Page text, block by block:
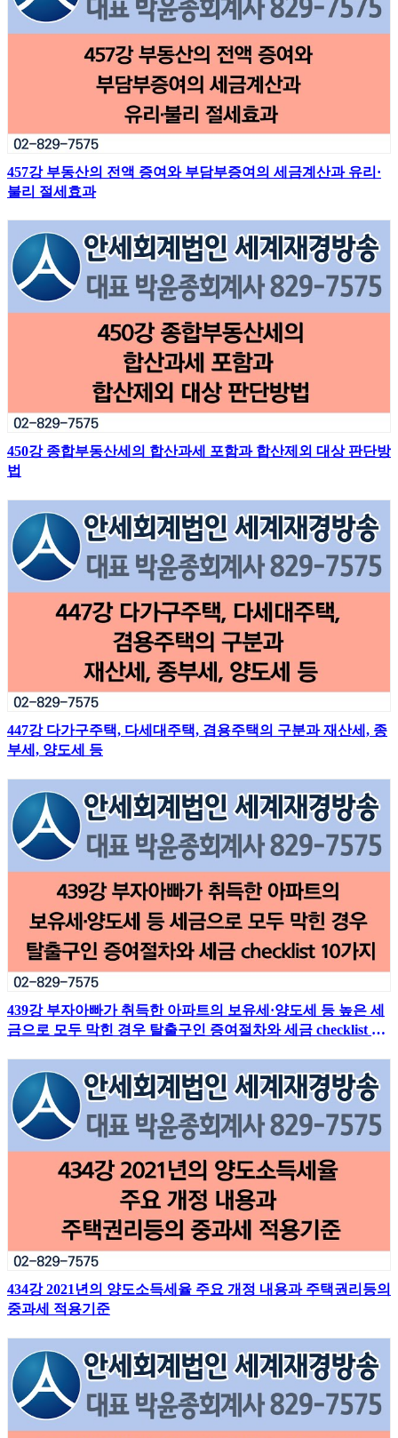
457강 부동산의 전액 증여와 부담부증여의 세금계산과 유리·
불리 절세효과
450강 종합부동산세의 합산과세 포함과 합산제외 대상 판단방
법
447강 다가구주택, 다세대주택, 겸용주택의 구분과 재산세, 종
부세, 양도세 등
439강 부자아빠가 취득한 아파트의 보유세·양도세 등 높은 세
금으로 모두 막힌 경우 탈출구인 증여절차와 세금 checklist 10
434강 2021년의 양도소득세율 주요 개정 내용과 주택권리등의
중과세 적용기준